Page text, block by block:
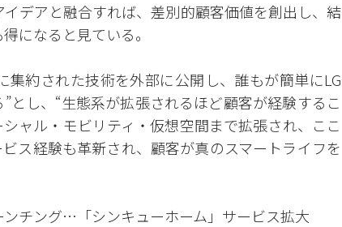
デアと融合すれば、差別的顧客価値を創出し、結
になると見ている。
集約された技術を外部に公開し、誰もが簡単にLG
とし、“生態系が拡張されるほど顧客が経験するこ
ャル・モビリティ・仮想空間まで拡張され、ここ
ス経験も革新され、顧客が真のスマートライフを
チング…「シンキューホーム」サービス拡大